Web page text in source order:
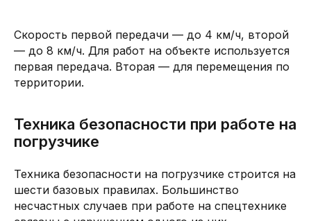
Скорость первой передачи — до 4 км/ч, второй
— до 8 км/ч. Для работ на объекте используется
первая передача. Вторая — для перемещения по
территории.
Техника безопасности при работе на
погрузчике
Техника безопасности на погрузчике строится на
шести базовых правилах. Большинство
несчастных случаев при работе на спецтехнике